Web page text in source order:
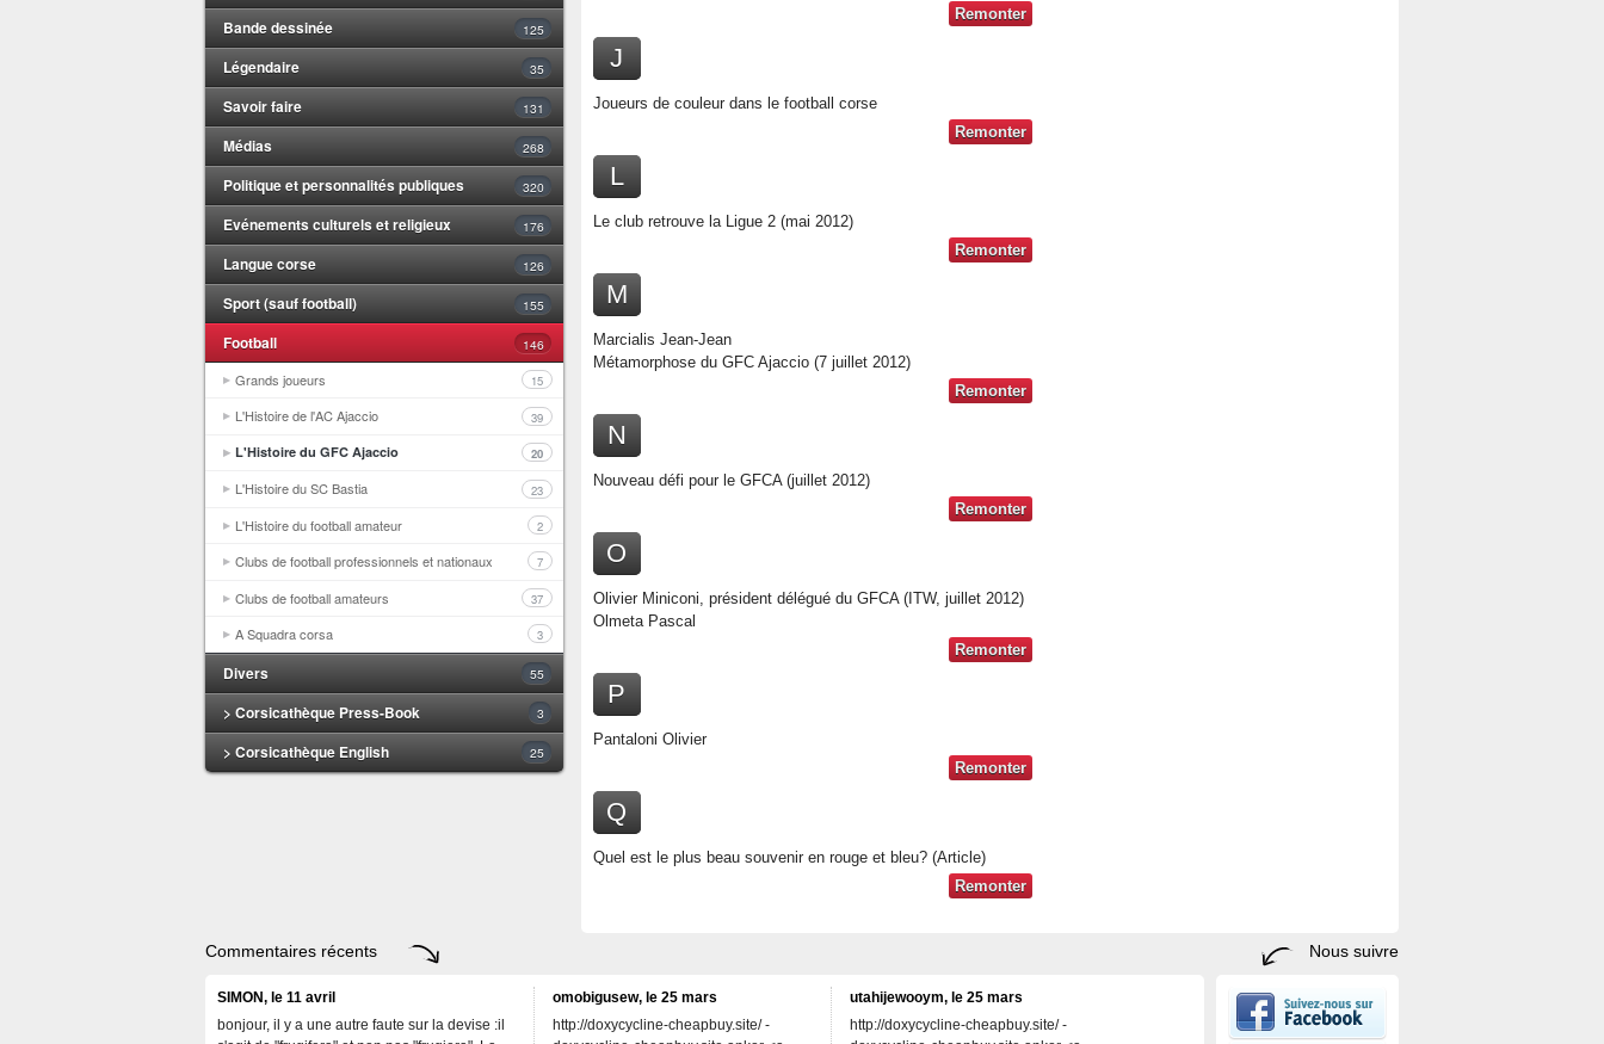
Bande dessinée 125
Légendaire 35
Savoir faire 131
Médias 268
Politique et personnalités publiques 320
Evénements culturels et religieux 176
Langue corse 126
Sport (sauf football) 155
Football 146
Grands joueurs 15
L'Histoire de l'AC Ajaccio 39
L'Histoire du GFC Ajaccio 20
L'Histoire du SC Bastia 23
L'Histoire du football amateur 2
Clubs de football professionnels et nationaux 7
Clubs de football amateurs 37
A Squadra corsa 3
Divers 55
> Corsicathèque Press-Book 3
> Corsicathèque English 25
Remonter
J
Joueurs de couleur dans le football corse
Remonter
L
Le club retrouve la Ligue 2 (mai 2012)
Remonter
M
Marcialis Jean-Jean
Métamorphose du GFC Ajaccio (7 juillet 2012)
Remonter
N
Nouveau défi pour le GFCA (juillet 2012)
Remonter
O
Olivier Miniconi, président délégué du GFCA (ITW, juillet 2012)
Olmeta Pascal
Remonter
P
Pantaloni Olivier
Remonter
Q
Quel est le plus beau souvenir en rouge et bleu? (Article)
Remonter
Commentaires récents
SIMON, le 11 avril
bonjour, il y a une autre faute sur la devise :il
omobigusew, le 25 mars
http://doxycycline-cheapbuy.site/ -
utahijewooym, le 25 mars
http://doxycycline-cheapbuy.site/ -
Nous suivre